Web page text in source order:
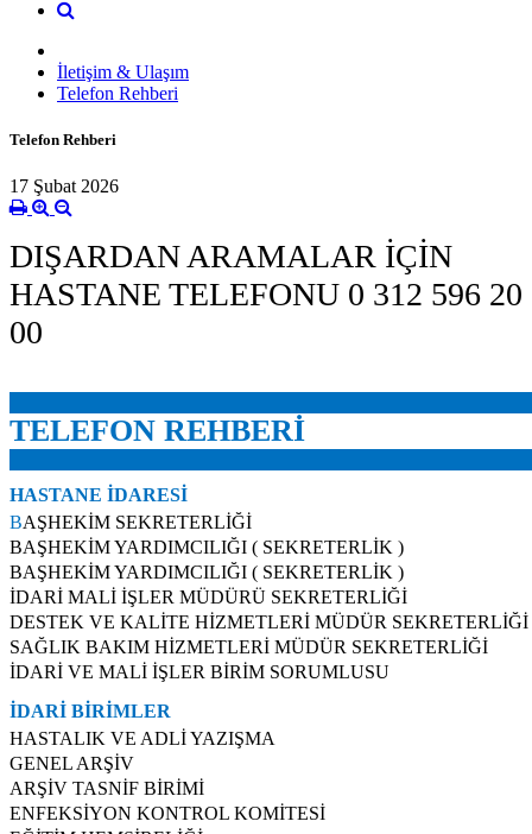
İletişim & Ulaşım
Telefon Rehberi
Telefon Rehberi
17 Şubat 2026
DIŞARDAN ARAMALAR İÇİN
HASTANE TELEFONU 0 312 596 20
00
TELEFON REHBERİ
HASTANE İDARESİ
BAŞHEKİM SEKRETERLİĞİ
BAŞHEKİM YARDIMCILIĞI ( SEKRETERLİK )
BAŞHEKİM YARDIMCILIĞI ( SEKRETERLİK )
İDARİ MALİ İŞLER MÜDÜRÜ SEKRETERLİĞİ
DESTEK VE KALİTE HİZMETLERİ MÜDÜR SEKRETERLİĞİ
SAĞLIK BAKIM HİZMETLERİ MÜDÜR SEKRETERLİĞİ
İDARİ VE MALİ İŞLER BİRİM SORUMLUSU
İDARİ BİRİMLER
HASTALIK VE ADLİ YAZIŞMA
GENEL ARŞİV
ARŞİV TASNİF BİRİMİ
ENFEKSİYON KONTROL KOMİTESİ